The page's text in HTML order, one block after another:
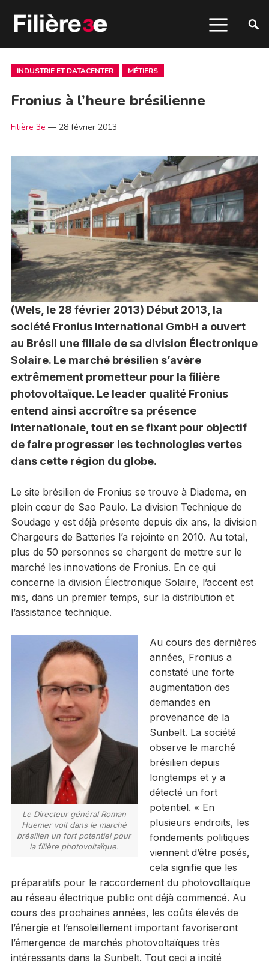
INDUSTRIE ET DATACENTER MÉTIERS
Fronius à l’heure brésilienne
Filière 3e — 28 février 2013
(Wels, le 28 février 2013) Début 2013, la
société Fronius International GmbH a ouvert
au Brésil une filiale de sa division Électronique
Solaire. Le marché brésilien s’avère
extrêmement prometteur pour la filière
photovoltaïque. Le leader qualité Fronius
entend ainsi accroître sa présence
internationale, tout en se fixant pour objectif
de faire progresser les technologies vertes
dans cette région du globe.
Le site brésilien de Fronius se trouve à Diadema, en
plein cœur de Sao Paulo. La division Technique de
Soudage y est déjà présente depuis dix ans, la division
Chargeurs de Batteries l’a rejointe en 2010. Au total,
plus de 50 personnes se chargent de mettre sur le
marché les innovations de Fronius. En ce qui
concerne la division Électronique Solaire, l’accent est
mis, dans un premier temps, sur la distribution et
l’assistance technique.
Le Directeur général Roman
Huemer voit dans le marché
brésilien un fort potentiel pour
la filière photovoltaïque.
Au cours des dernières
années, Fronius a
constaté une forte
augmentation des
demandes en
provenance de la
Sunbelt. La société
observe le marché
brésilien depuis
longtemps et y a
détecté un fort
potentiel. « En
plusieurs endroits, les
fondements politiques
viennent d’être posés,
cela signifie que les
préparatifs pour le raccordement du photovoltaïque
au réseau électrique public ont déjà commencé. Au
cours des prochaines années, les coûts élevés de
l’énergie et l’ensoleillement important favoriseront
l’émergence de marchés photovoltaïques très
intéressants dans la Sunbelt. Tout ceci a incité